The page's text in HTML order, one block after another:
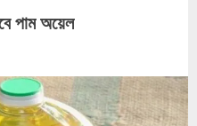
পাম অয়েল